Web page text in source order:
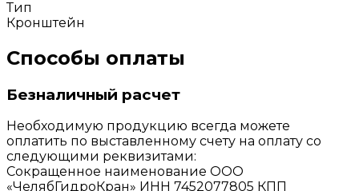
Тип
Кронштейн
Способы оплаты
Безналичный расчет
Необходимую продукцию всегда можете
оплатить по выставленному счету на оплату со
следующими реквизитами:
Сокращенное наименование ООО
«ЧелябГидроКран» ИНН 7452077805 КПП